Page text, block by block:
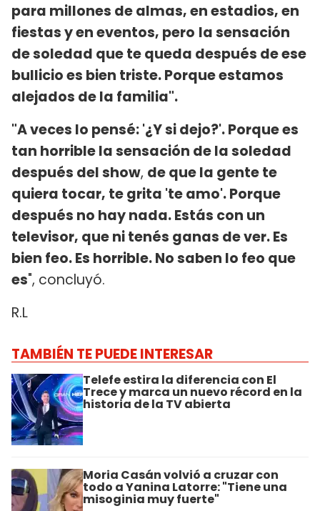
para millones de almas, en estadios, en
fiestas y en eventos, pero la sensación
de soledad que te queda después de ese
bullicio es bien triste. Porque estamos
alejados de la familia".
"A veces lo pensé: '¿Y si dejo?'. Porque es
tan horrible la sensación de la soledad
después del show, de que la gente te
quiera tocar, te grita 'te amo'. Porque
después no hay nada. Estás con un
televisor, que ni tenés ganas de ver. Es
bien feo. Es horrible. No saben lo feo que
es", concluyó.
R.L
TAMBIÉN TE PUEDE INTERESAR
Telefe estira la diferencia con El
Trece y marca un nuevo récord en la
historia de la TV abierta
Moria Casán volvió a cruzar con
todo a Yanina Latorre: "Tiene una
misoginia muy fuerte"